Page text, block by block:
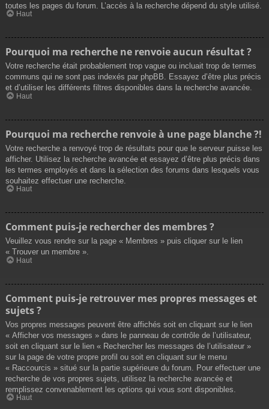
toutes les pages du forum. L’accès à la recherche dépend du style utilisé.
Haut
Pourquoi ma recherche ne renvoie aucun résultat ?
Votre recherche était probablement trop vague ou incluait trop de termes
communs qui ne sont pas indexés par phpBB. Essayez d’être plus précis
et d’utiliser les différents filtres disponibles dans la recherche avancée.
Haut
Pourquoi ma recherche renvoie à une page blanche ?!
Votre recherche a renvoyé trop de résultats pour que le serveur puisse les
afficher. Utilisez la recherche avancée et essayez d’être plus précis dans
les termes employés et dans la sélection des forums dans lesquels vous
souhaitez effectuer une recherche.
Haut
Comment puis-je rechercher des membres ?
Veuillez vous rendre sur la page « Membres » puis cliquer sur le lien
« Trouver un membre ».
Haut
Comment puis-je retrouver mes propres messages et
sujets ?
Vos propres messages peuvent être affichés soit en cliquant sur le lien
« Afficher vos messages » dans le panneau de contrôle de l’utilisateur,
soit en cliquant sur le lien « Rechercher les messages de l’utilisateur »
sur la page de votre propre profil ou soit en cliquant sur le menu
« Raccourcis » situé sur la partie supérieure du forum. Pour effectuer une
recherche de vos propres sujets, utilisez la recherche avancée et
remplissez convenablement les options qui vous sont disponibles.
Haut